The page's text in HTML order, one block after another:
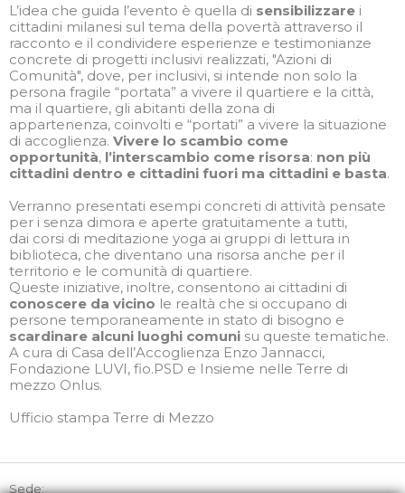
L’idea che guida l’evento è quella di sensibilizzare i
cittadini milanesi sul tema della povertà attraverso il
racconto e il condividere esperienze e testimonianze
concrete di progetti inclusivi realizzati, "Azioni di
Comunità", dove, per inclusivi, si intende non solo la
persona fragile “portata” a vivere il quartiere e la città,
ma il quartiere, gli abitanti della zona di
appartenenza, coinvolti e “portati” a vivere la situazione
di accoglienza. Vivere lo scambio come
opportunità, l’interscambio come risorsa: non più
cittadini dentro e cittadini fuori ma cittadini e basta.
Verranno presentati esempi concreti di attività pensate
per i senza dimora e aperte gratuitamente a tutti,
dai corsi di meditazione yoga ai gruppi di lettura in
biblioteca, che diventano una risorsa anche per il
territorio e le comunità di quartiere.
Queste iniziative, inoltre, consentono ai cittadini di
conoscere da vicino le realtà che si occupano di
persone temporaneamente in stato di bisogno e
scardinare alcuni luoghi comuni su queste tematiche.
A cura di Casa dell’Accoglienza Enzo Jannacci,
Fondazione LUVI, fio.PSD e Insieme nelle Terre di
mezzo Onlus.
Ufficio stampa Terre di Mezzo
Sede: